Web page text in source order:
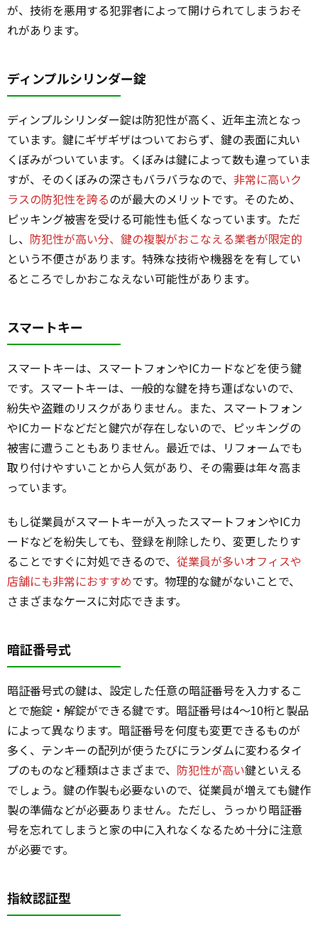
が、技術を悪用する犯罪者によって開けられてしまうおそ
れがあります。
ディンプルシリンダー錠
ディンプルシリンダー錠は防犯性が高く、近年主流となっ
ています。鍵にギザギザはついておらず、鍵の表面に丸い
くぼみがついています。くぼみは鍵によって数も違っていま
すが、そのくぼみの深さもバラバラなので、 非常に高いク
ラスの防犯性を誇るのが最大のメリットです。そのため、
ピッキング被害を受ける可能性も低くなっています。ただ
し、 防犯性が高い分、鍵の複製がおこなえる業者が限定的
という不便さがあります。特殊な技術や機器をを有してい
るところでしかおこなえない可能性があります。
スマートキー
スマートキーは、スマートフォンやICカードなどを使う鍵
です。スマートキーは、一般的な鍵を持ち運ばないので、
紛失や盗難のリスクがありません。また、スマートフォン
やICカードなどだと鍵穴が存在しないので、ピッキングの
被害に遭うこともありません。最近では、リフォームでも
取り付けやすいことから人気があり、その需要は年々高ま
っています。
もし従業員がスマートキーが入ったスマートフォンやICカ
ードなどを紛失しても、登録を削除したり、変更したりす
ることですぐに対処できるので、 従業員が多いオフィスや
店舗にも非常におすすめです。物理的な鍵がないことで、
さまざまなケースに対応できます。
暗証番号式
暗証番号式の鍵は、設定した任意の暗証番号を入力するこ
とで施錠・解錠ができる鍵です。暗証番号は4～10桁と製品
によって異なります。暗証番号を何度も変更できるものが
多く、テンキーの配列が使うたびにランダムに変わるタイ
プのものなど種類はさまざまで、 防犯性が高い鍵といえる
でしょう。鍵の作製も必要ないので、従業員が増えても鍵作
製の準備などが必要ありません。ただし、うっかり暗証番
号を忘れてしまうと家の中に入れなくなるため十分に注意
が必要です。
指紋認証型